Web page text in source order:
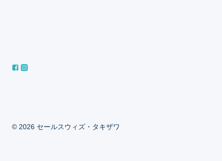
© 2026 セールスウィズ・タキザワ